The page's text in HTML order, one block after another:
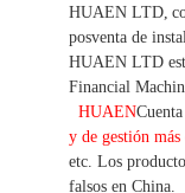
HUAEN LTD,
posventa de
HUAEN LTD
Financial
HUAEN
y de gestión
etc. Los
falsos en China.